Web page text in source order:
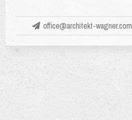
office@architekt-wagner.com